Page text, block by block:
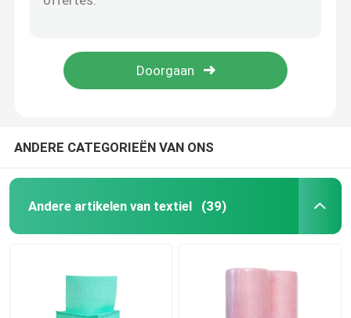
Vlies tegen vorst
Gewasbeschermingszak
ANDERE CATEGORIEËN VAN ONS
Andere artikelen van textiel (39)